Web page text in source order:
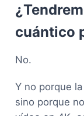
cuántico
No.
Y no porque
sino porque